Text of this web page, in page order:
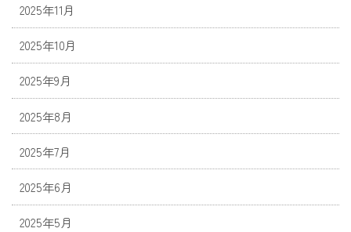
2025年11月
2025年10月
2025年9月
2025年8月
2025年7月
2025年6月
2025年5月